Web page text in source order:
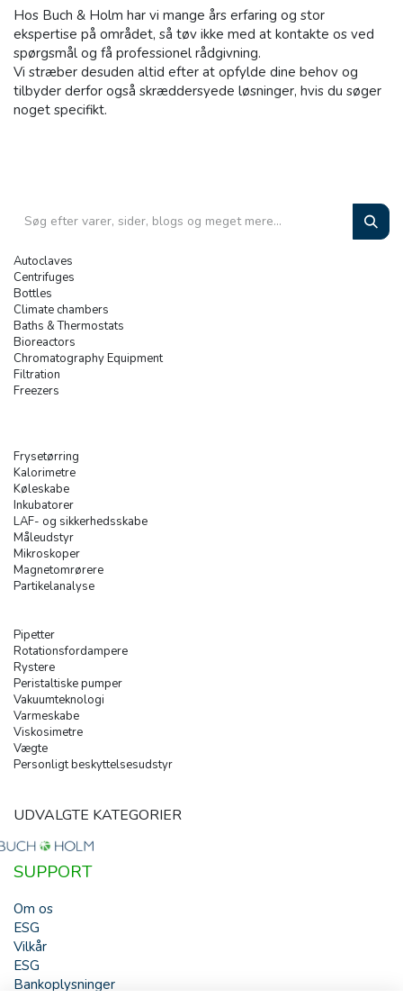
Hos Buch & Holm har vi mange års erfaring og stor
ekspertise på området, så tøv ikke med at kontakte os ved
spørgsmål og få professionel rådgivning.
Vi stræber desuden altid efter at opfylde dine behov og
tilbyder derfor også skræddersyede løsninger, hvis du søger
noget specifikt.
Autoclaves
Centrifuges
Bottles
Climate chambers
Baths & Thermostats
Bioreactors
Chromatography Equipment
Filtration
Freezers
Frysetørring
Kalorimetre
Køleskabe
Inkubatorer
LAF- og sikkerhedsskabe
Måleudstyr
Mikroskoper
Magnetomrørere
Partikelanalyse
Pipetter
Rotationsfordampere
Rystere
Peristaltiske pumper
Vakuumteknologi
Varmeskabe
Viskosimetre
Vægte
Personligt beskyttelsesudstyr
UDVALGTE KATEGORIER
SUPPORT
Om os
ESG
Vilkår
ESG
Bankoplysninger